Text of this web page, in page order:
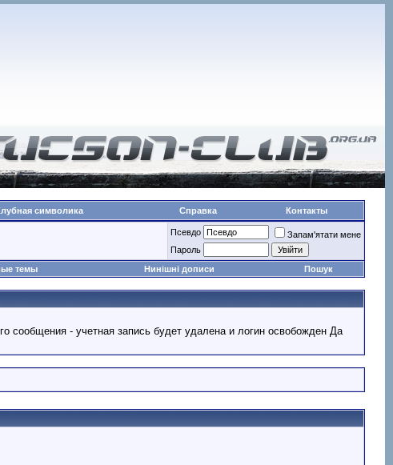
символика Справка Контакты
Псевдо
Запам'ятати мене
Пароль
темы Нинішні дописи Пошук
сообщения - учетная запись будет удалена и логин освобожден Да